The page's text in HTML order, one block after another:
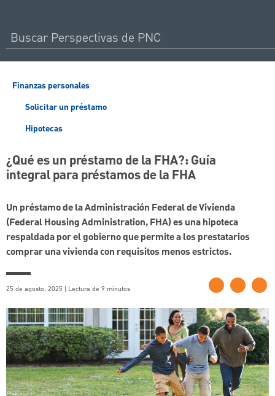
Finanzas personales
Solicitar un préstamo
Hipotecas
¿Qué es un préstamo de la FHA?: Guía
integral para préstamos de la FHA
Un préstamo de la Administración Federal de Vivienda
(Federal Housing Administration, FHA) es una hipoteca
respaldada por el gobierno que permite a los prestatarios
comprar una vivienda con requisitos menos estrictos.
25 de agosto, 2025 | Lectura de 9 minutos